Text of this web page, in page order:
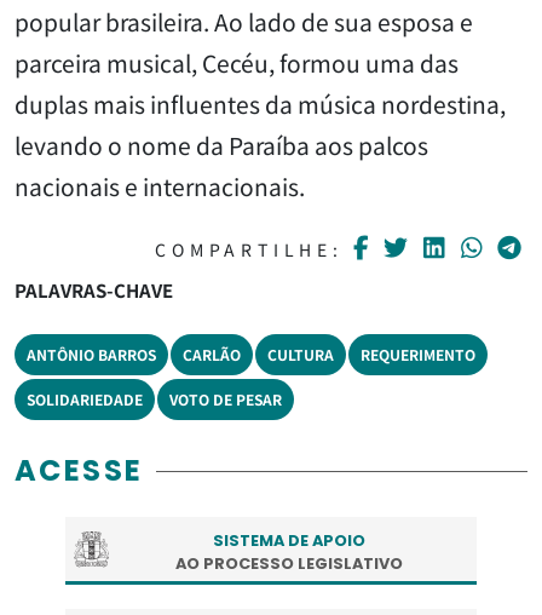
popular brasileira. Ao lado de sua esposa e
parceira musical, Cecéu, formou uma das
duplas mais influentes da música nordestina,
levando o nome da Paraíba aos palcos
nacionais e internacionais.
COMPARTILHE:
PALAVRAS-CHAVE
ANTÔNIO BARROS CARLÃO CULTURA REQUERIMENTO
SOLIDARIEDADE VOTO DE PESAR
ACESSE
SISTEMA DE APOIO
AO PROCESSO LEGISLATIVO